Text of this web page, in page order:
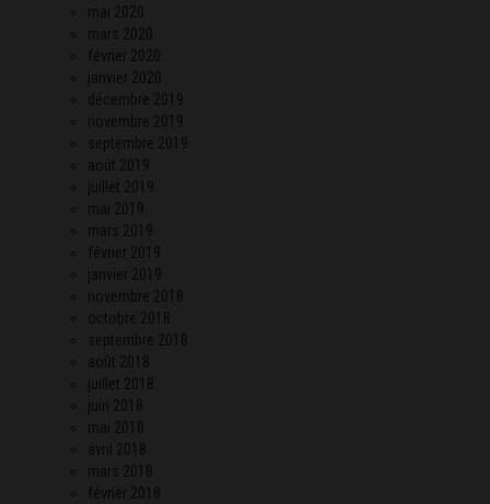
mai 2020
mars 2020
février 2020
janvier 2020
décembre 2019
novembre 2019
septembre 2019
août 2019
juillet 2019
mai 2019
mars 2019
février 2019
janvier 2019
novembre 2018
octobre 2018
septembre 2018
août 2018
juillet 2018
juin 2018
mai 2018
avril 2018
mars 2018
février 2018